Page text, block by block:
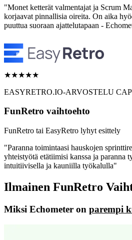
"Monet ketterät valmentajat ja Scrum
korjaavat pinnallisia oireita. On aika
puuttua suoraan ajattelutapaan -
★★★★★
EASYRETRO.IO-ARVOSTELU
FunRetro vaihtoehto
FunRetro tai EasyRetro lyhyt esittely
"Paranna toimintaasi hauskojen
yhteistyötä etätiimisi kanssa ja paranna
intuitiivisella ja kauniilla työkalulla"
Ilmainen FunRetro
Miksi Echometer on parempi